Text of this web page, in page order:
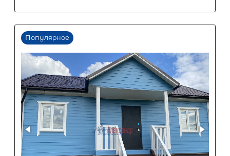
3 300 000 ₽
Задать вопрос Отправить заявку
ООО «АЛЕКСАНДР-НЕДВИЖИМОСТЬ» не является кредитной
организацией. Кредит предоставляется банками-
носит информационный характер и не является
точного расчета платежей по кредиту и предоставления
об условиях кредитования обратитесь к менеджерам нашей
(Санкт-Петербург ул. Боткинская д. 15 тел. +7(812) 200-4000 )